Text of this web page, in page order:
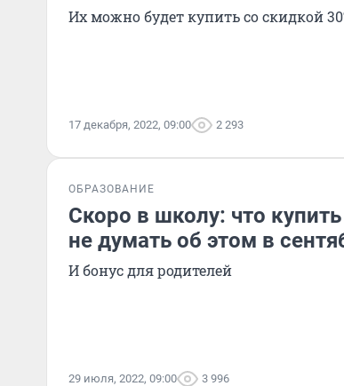
Их можно будет купить со скидкой
17 декабря, 2022, 09:00 2 293
ОБРАЗОВАНИЕ
Скоро в школу: что
не думать об этом в
И бонус для родителей
29 июля, 2022, 09:00 3 996